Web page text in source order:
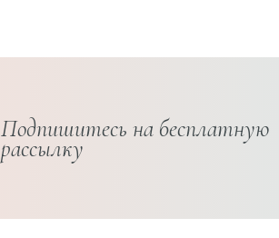
Подпишитесь на бесплатную
рассылку